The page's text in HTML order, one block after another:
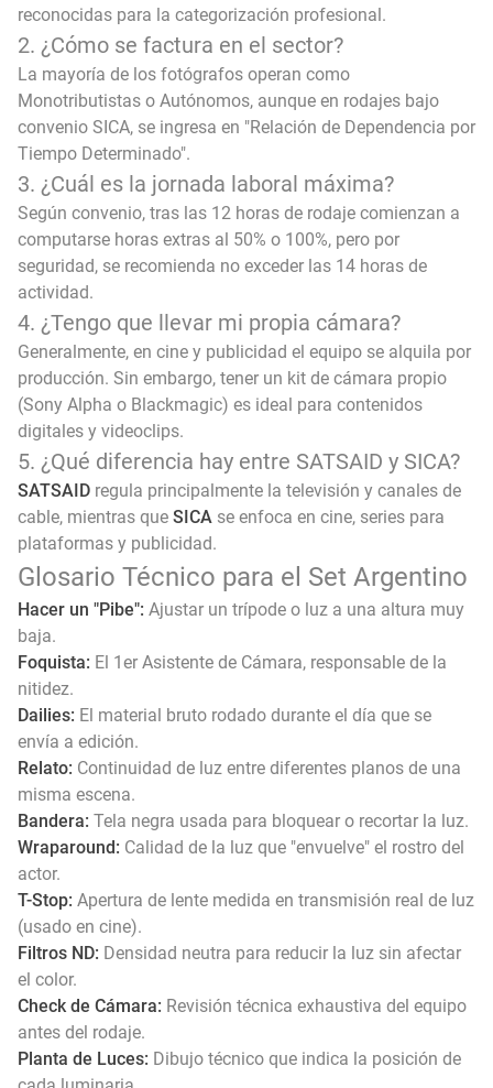
reconocidas para la categorización profesional.
2. ¿Cómo se factura en el sector?
La mayoría de los fotógrafos operan como
Monotributistas o Autónomos, aunque en rodajes bajo
convenio SICA, se ingresa en "Relación de Dependencia por
Tiempo Determinado".
3. ¿Cuál es la jornada laboral máxima?
Según convenio, tras las 12 horas de rodaje comienzan a
computarse horas extras al 50% o 100%, pero por
seguridad, se recomienda no exceder las 14 horas de
actividad.
4. ¿Tengo que llevar mi propia cámara?
Generalmente, en cine y publicidad el equipo se alquila por
producción. Sin embargo, tener un kit de cámara propio
(Sony Alpha o Blackmagic) es ideal para contenidos
digitales y videoclips.
5. ¿Qué diferencia hay entre SATSAID y SICA?
SATSAID regula principalmente la televisión y canales de
cable, mientras que SICA se enfoca en cine, series para
plataformas y publicidad.
Glosario Técnico para el Set Argentino
Hacer un "Pibe": Ajustar un trípode o luz a una altura muy
baja.
Foquista: El 1er Asistente de Cámara, responsable de la
nitidez.
Dailies: El material bruto rodado durante el día que se
envía a edición.
Relato: Continuidad de luz entre diferentes planos de una
misma escena.
Bandera: Tela negra usada para bloquear o recortar la luz.
Wraparound: Calidad de la luz que "envuelve" el rostro del
actor.
T-Stop: Apertura de lente medida en transmisión real de luz
(usado en cine).
Filtros ND: Densidad neutra para reducir la luz sin afectar
el color.
Check de Cámara: Revisión técnica exhaustiva del equipo
antes del rodaje.
Planta de Luces: Dibujo técnico que indica la posición de